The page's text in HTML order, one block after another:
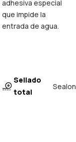
adhesiva especial
que impide la
entrada de agua.
Sellado
total
Sealon